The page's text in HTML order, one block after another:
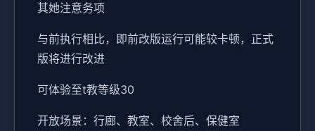
其她注意务项
与前执行相比，即前改版运行可能较卡顿，正式
版将进行改进
可体验至t教等级30
开放场景：行廊、教室、校舍后、保健室